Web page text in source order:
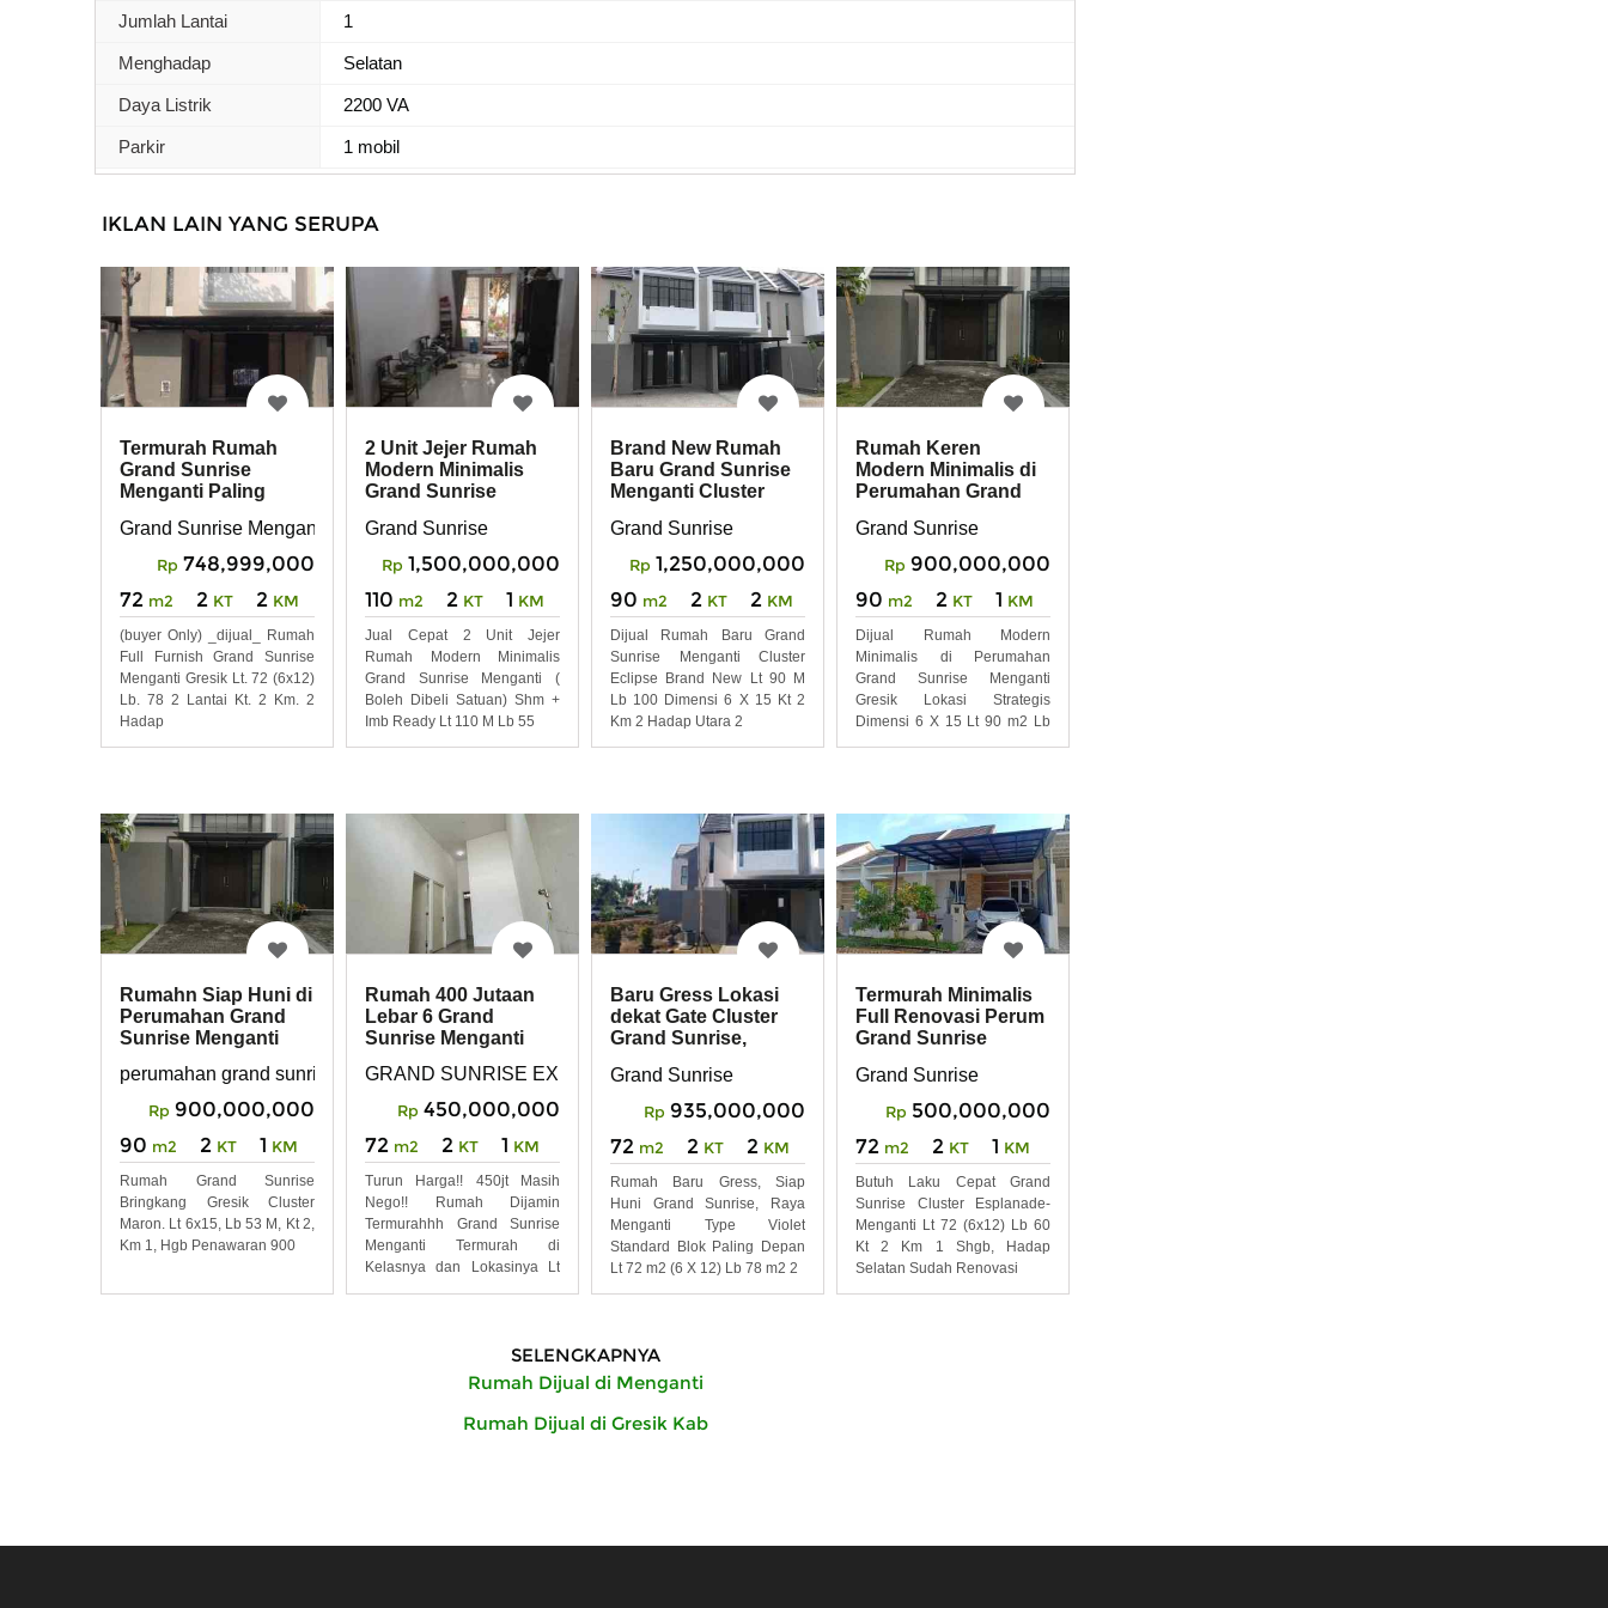
Jumlah Lantai 1
Menghadap Selatan
Daya Listrik 2200 VA
Parkir 1 mobil
IKLAN LAIN YANG SERUPA
Termurah Rumah
Grand Sunrise
Menganti Paling
Grand Sunrise Menganti
Rp 748,999,000
72 m2 2 KT 2 KM
(buyer Only) _dijual_ Rumah
Full Furnish Grand Sunrise
Menganti Gresik Lt. 72 (6x12)
Lb. 78 2 Lantai Kt. 2 Km. 2
Hadap
2 Unit Jejer Rumah
Modern Minimalis
Grand Sunrise
Grand Sunrise
Rp 1,500,000,000
110 m2 2 KT 1 KM
Jual Cepat 2 Unit Jejer
Rumah Modern Minimalis
Grand Sunrise Menganti (
Boleh Dibeli Satuan) Shm +
Imb Ready Lt 110 M Lb 55
Brand New Rumah
Baru Grand Sunrise
Menganti Cluster
Grand Sunrise
Rp 1,250,000,000
90 m2 2 KT 2 KM
Dijual Rumah Baru Grand
Sunrise Menganti Cluster
Eclipse Brand New Lt 90 M
Lb 100 Dimensi 6 X 15 Kt 2
Km 2 Hadap Utara 2
Rumah Keren
Modern Minimalis di
Perumahan Grand
Grand Sunrise
Rp 900,000,000
90 m2 2 KT 1 KM
Dijual Rumah Modern
Minimalis di Perumahan
Grand Sunrise Menganti
Gresik Lokasi Strategis
Dimensi 6 X 15 Lt 90 m2 Lb
Rumahn Siap Huni di
Perumahan Grand
Sunrise Menganti
perumahan grand sunrise Menganti gresik
Rp 900,000,000
90 m2 2 KT 1 KM
Rumah Grand Sunrise
Bringkang Gresik Cluster
Maron. Lt 6x15, Lb 53 M, Kt 2,
Km 1, Hgb Penawaran 900
Rumah 400 Jutaan
Lebar 6 Grand
Sunrise Menganti
Barat
GRAND SUNRISE EXPLANADE
Rp 450,000,000
72 m2 2 KT 1 KM
Turun Harga!! 450jt Masih
Nego!! Rumah Dijamin
Termurahhh Grand Sunrise
Menganti Termurah di
Kelasnya dan Lokasinya Lt
Baru Gress Lokasi
dekat Gate Cluster
Grand Sunrise,
Grand Sunrise
Rp 935,000,000
72 m2 2 KT 2 KM
Rumah Baru Gress, Siap
Huni Grand Sunrise, Raya
Menganti Type Violet
Standard Blok Paling Depan
Lt 72 m2 (6 X 12) Lb 78 m2 2
Termurah Minimalis
Full Renovasi Perum
Grand Sunrise
Grand Sunrise
Rp 500,000,000
72 m2 2 KT 1 KM
Butuh Laku Cepat Grand
Sunrise Cluster Esplanade-
Menganti Lt 72 (6x12) Lb 60
Kt 2 Km 1 Shgb, Hadap
Selatan Sudah Renovasi
SELENGKAPNYA
Rumah Dijual di Menganti
Rumah Dijual di Gresik Kab